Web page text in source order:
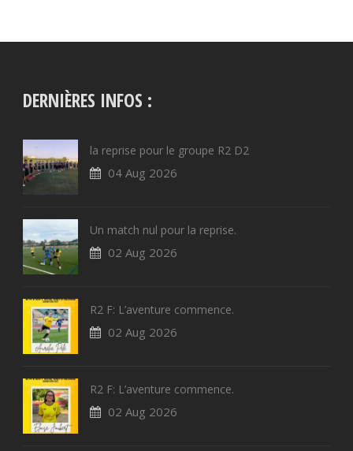
DERNIÈRES INFOS :
la reprise pour le groupe R2 D2
04 Aug 2026
Un match nul pour la reprise.
02 Aug 2026
R2 F: L’aventure commence.
02 Aug 2026
R2 F: L’aventure commence.
02 Aug 2026